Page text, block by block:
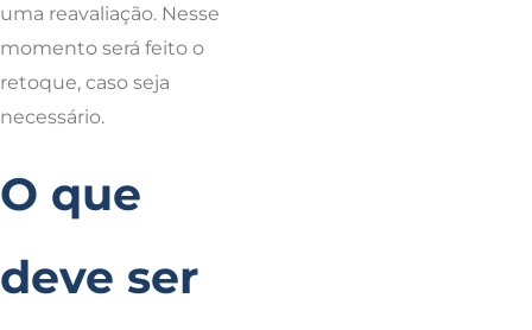
uma reavaliação. Nesse
momento será feito o
retoque, caso seja
necessário.
O que
deve ser